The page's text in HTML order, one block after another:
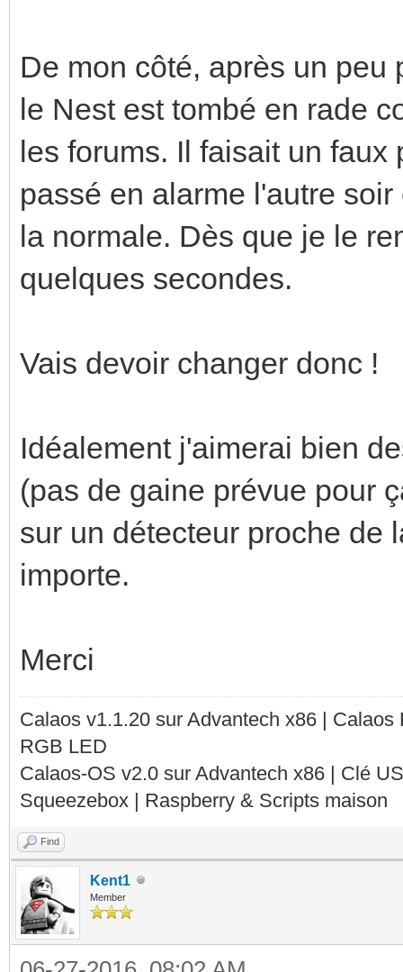
De mon côté, après un
le Nest est tombé en rade
les forums. Il faisait un
passé en alarme l'autre
la normale. Dès que je le
quelques secondes.
Vais devoir changer donc !
Idéalement j'aimerai bien
(pas de gaine prévue pour
sur un détecteur proche de
importe.
Merci
Calaos v1.1.20 sur Advantech x86 |
RGB LED
Calaos-OS v2.0 sur Advantech x86 | Clé
Squeezebox | Raspberry & Scripts maison
Find
Kent1
Member